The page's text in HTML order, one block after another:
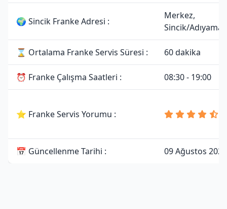
🌍 Sincik Franke Adresi :
Merkez,
Sincik/Adıyaman
⌛ Ortalama Franke Servis Süresi : 60 dakika
⏰ Franke Çalışma Saatleri : 08:30 - 19:00
⭐ Franke Servis Yorumu :
📅 Güncellenme Tarihi : 09 Ağustos 2026